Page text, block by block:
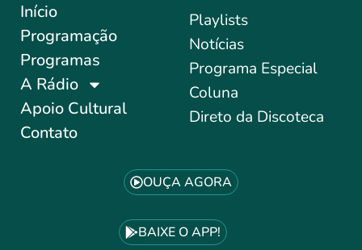
Início
Programação
Programas
A Rádio
Apoio Cultural
Contato
Playlists
Notícias
Programa Especial
Coluna
Direto da Discoteca
OUÇA AGORA
BAIXE O APP!